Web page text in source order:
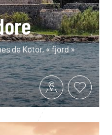
de Kotor, « fjord »